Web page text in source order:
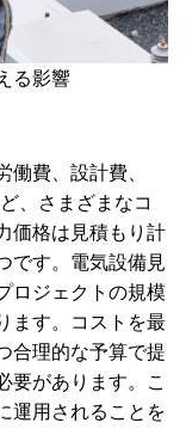
る影響
費、設計費、
、さまざまなコ
価格は見積もり計
です。電気設備見
ロジェクトの規模
ます。コストを最
合理的な予算で提
要があります。こ
運用されることを